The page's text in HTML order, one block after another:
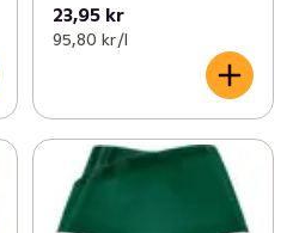
23,95 kr
95,80 kr /l